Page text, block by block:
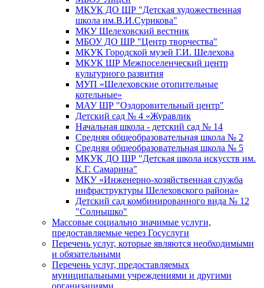
МКУК ДО ШР "Детская художественная
школа им.В.И.Сурикова"
МКУ Шелеховский вестник
МБОУ ДО ШР "Центр творчества"
МКУК Городской музей Г.И. Шелехова
МКУК ШР Межпоселенческий центр
культурного развития
МУП «Шелеховские отопительные
котельные»
МАУ ШР "Оздоровительный центр"
Детский сад № 4 «Журавлик
Начальная школа - детский сад № 14
Средняя общеобразовательная школа № 2
Средняя общеобразовательная школа № 5
МКУК ДО ШР "Детская школа искусств им.
К.Г. Самарина"
МКУ «Инженерно-хозяйственная служба
инфраструктуры Шелеховского района»
Детский сад комбинированного вида № 12
"Солнышко"
Массовые социально значимые услуги,
предоставляемые через Госуслуги
Перечень услуг, которые являются необходимыми
и обязательными
Перечень услуг, предоставляемых
муниципальными учреждениями и другими
организациями